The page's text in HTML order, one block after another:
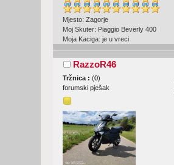
Mjesto: Zagorje
Moj Skuter: Piaggio Beverly 400
Moja Kaciga: je u vreci
RazzoR46
Tržnica :(0)
forumski pješak